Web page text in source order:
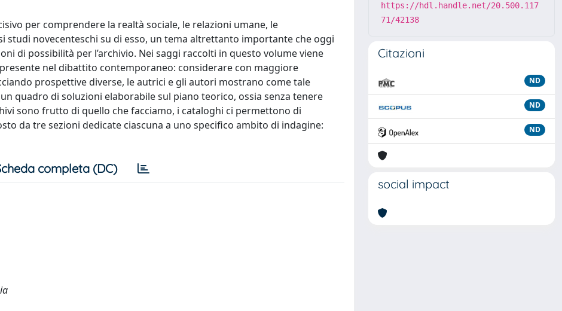
per comprendere la realtà sociale, le relazioni umane, le
studi novecenteschi su di esso, un tema altrettanto importante che oggi
di possibilità per l’archivio. Nei saggi raccolti in questo volume viene
nel dibattito contemporaneo: considerare con maggiore
prospettive diverse, le autrici e gli autori mostrano come tale
quadro di soluzioni elaborabile sul piano teorico, ossia senza tenere
sono frutto di quello che facciamo, i cataloghi ci permettono di
da tre sezioni dedicate ciascuna a uno specifico ambito di indagine:
completa (DC)
https://hdl.handle.net/20.500.117
71/42138
Citazioni
ND
ND
ND
social impact